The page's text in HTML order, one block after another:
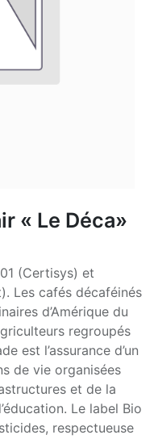
« Le Déca»
(Certisys) et
Les cafés décaféinés
d’Amérique du
regroupés
est l’assurance d’un
de vie organisées
et de la
Le label Bio
respectueuse